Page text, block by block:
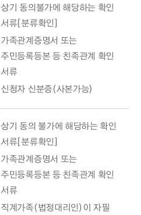
상기 동의불가에 해당하는 확인
서류[분류확인]
가족관계증명서 또는
주민등록등본 등 친족관계 확인
서류
신청자 신분증(사본가능)
상기 동의 불가에 해당하는 확인
서류[분류확인]
가족관계증명서 또는
주민등록등본 등 친족관계 확인
서류
직계가족(법정대리인)이 자필